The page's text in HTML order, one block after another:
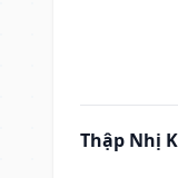
Thập Nhị